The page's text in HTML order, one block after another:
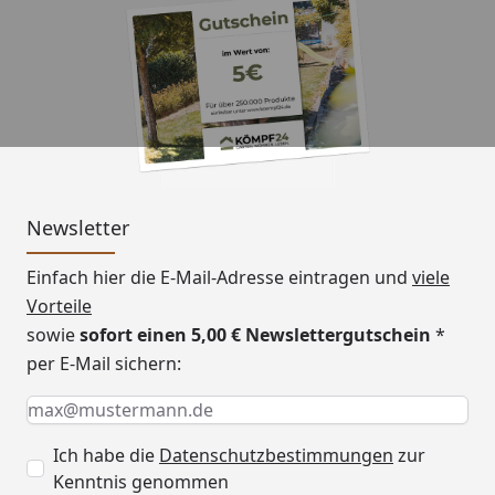
1x Palmako Kunststoff
Regenrinnen-Set 3000 mm
für Flachdach-Gartenhäuser
(jeweils optional erhältlich -
siehe Reiter "Zubehör")
Gewicht
Montage
Montage zum günstigen
oder
und besonderen Service-
Leistungen zum Festpreis
Weitere Informationen.
Newsletter
Einfach hier die E-Mail-Adresse eintragen und viele
Vorteile
sowiesofort einen 5,00 € Newslettergutschein *
per E-Mail sichern:
Keine Eingabe erforderlich
Eingabe erforderlich
E-Mail *
Ich habe die Datenschutzbestimmungen zur
Kenntnis genommen